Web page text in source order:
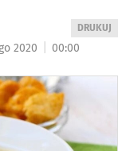
WYDRUKUJ
DRUKUJ
2020 00:00